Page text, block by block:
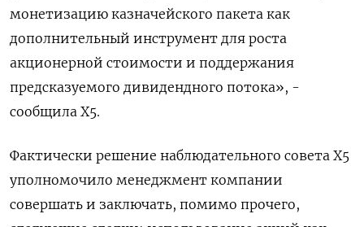
монетизацию казначейского пакета как
дополнительный инструмент для роста
акционерной стоимости и поддержания
предсказуемого дивидендного потока», -
сообщила X5.
Фактически решение наблюдательного совета Х5
уполномочило менеджмент компании
совершать и заключать, помимо прочего,